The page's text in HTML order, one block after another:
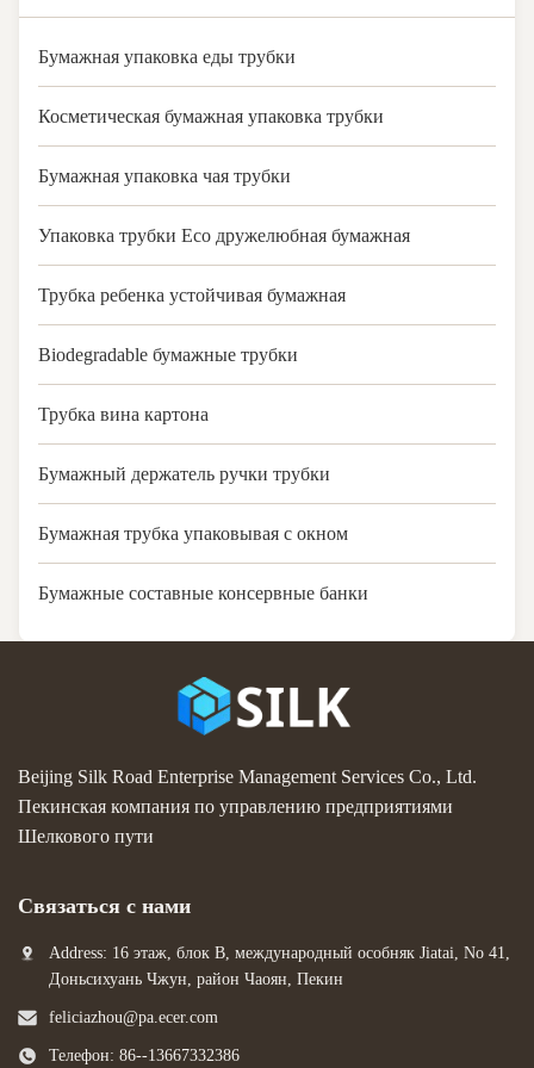
Бумажная упаковка еды трубки
Косметическая бумажная упаковка трубки
Бумажная упаковка чая трубки
Упаковка трубки Eco дружелюбная бумажная
Трубка ребенка устойчивая бумажная
Biodegradable бумажные трубки
Трубка вина картона
Бумажный держатель ручки трубки
Бумажная трубка упаковывая с окном
Бумажные составные консервные банки
Beijing Silk Road Enterprise Management Services Co., Ltd.
Пекинская компания по управлению предприятиями
Шелкового пути
Связаться с нами
Address: 16 этаж, блок B, международный особняк Jiatai, No 41,
Доньсихуань Чжун, район Чаоян, Пекин
feliciazhou@pa.ecer.com
Телефон: 86--13667332386